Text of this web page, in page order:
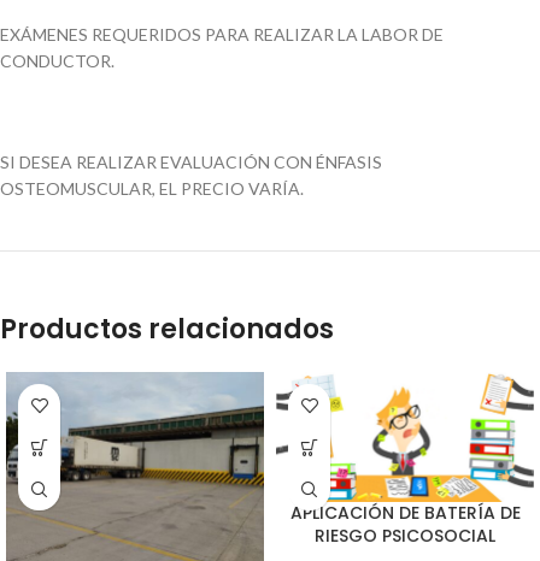
EXÁMENES REQUERIDOS PARA REALIZAR LA LABOR DE
CONDUCTOR.
SI DESEA REALIZAR EVALUACIÓN CON ÉNFASIS
OSTEOMUSCULAR, EL PRECIO VARÍA.
Productos relacionados
APLICACIÓN DE BATERÍA DE
RIESGO PSICOSOCIAL